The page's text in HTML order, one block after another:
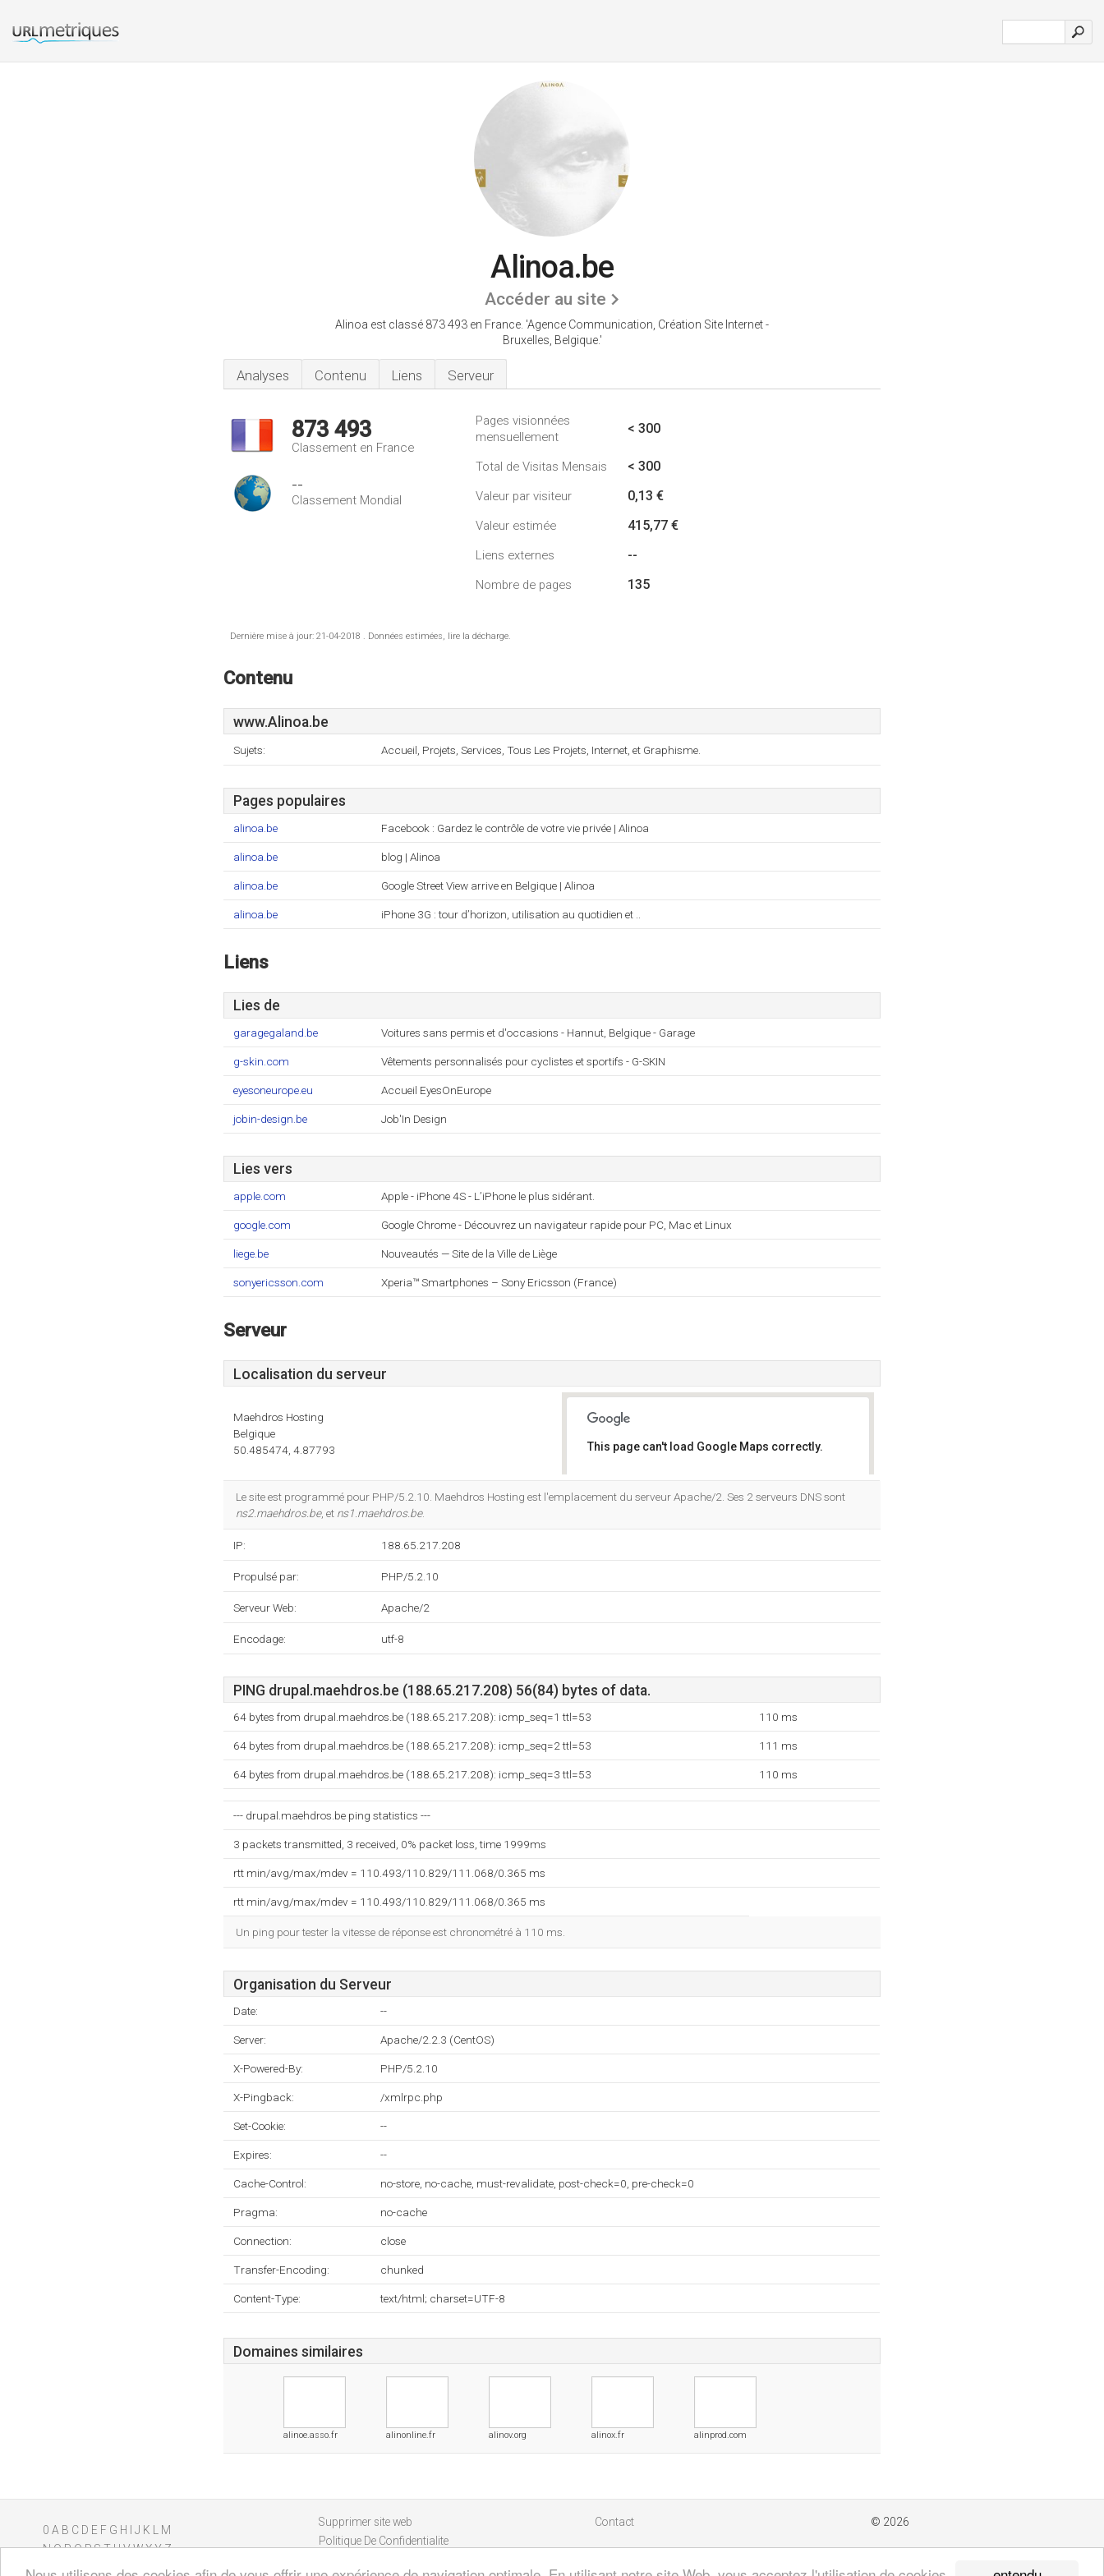
Alinoa.be
Accéder au site
Alinoa est classé 873 493 en France. 'Agence Communication, Création Site Internet -
Bruxelles, Belgique.'
Analyses Contenu Liens Serveur
873 493
Classement en France
--
Classement Mondial
Pages visionnées
mensuellement
< 300
Total de Visitas Mensais < 300
Valeur par visiteur 0,13 €
Valeur estimée 415,77 €
Liens externes --
Nombre de pages 135
Dernière mise à jour: 21-04-2018 . Données estimées, lire la décharge.
Contenu
www.Alinoa.be
Sujets: Accueil, Projets, Services, Tous Les Projets, Internet, et Graphisme.
Pages populaires
alinoa.be Facebook : Gardez le contrôle de votre vie privée | Alinoa
alinoa.be blog | Alinoa
alinoa.be Google Street View arrive en Belgique | Alinoa
alinoa.be iPhone 3G : tour d’horizon, utilisation au quotidien et ..
Liens
Lies de
garagegaland.be Voitures sans permis et d'occasions - Hannut, Belgique - Garage
g-skin.com Vêtements personnalisés pour cyclistes et sportifs - G-SKIN
eyesoneurope.eu Accueil EyesOnEurope
jobin-design.be Job'In Design
Lies vers
apple.com Apple - iPhone 4S - L’iPhone le plus sidérant.
google.com Google Chrome - Découvrez un navigateur rapide pour PC, Mac et Linux
liege.be Nouveautés — Site de la Ville de Liège
sonyericsson.com Xperia™ Smartphones – Sony Ericsson (France)
Serveur
Localisation du serveur
Maehdros Hosting
Belgique
50.485474, 4.87793
This page can't load Google Maps correctly.
Le site est programmé pour PHP/5.2.10. Maehdros Hosting est l'emplacement du serveur Apache/2. Ses 2 serveurs DNS sont
ns2.maehdros.be, et ns1.maehdros.be.
IP: 188.65.217.208
Propulsé par: PHP/5.2.10
Serveur Web: Apache/2
Encodage: utf-8
PING drupal.maehdros.be (188.65.217.208) 56(84) bytes of data.
64 bytes from drupal.maehdros.be (188.65.217.208): icmp_seq=1 ttl=53 110 ms
64 bytes from drupal.maehdros.be (188.65.217.208): icmp_seq=2 ttl=53 111 ms
64 bytes from drupal.maehdros.be (188.65.217.208): icmp_seq=3 ttl=53 110 ms
--- drupal.maehdros.be ping statistics ---
3 packets transmitted, 3 received, 0% packet loss, time 1999ms
rtt min/avg/max/mdev = 110.493/110.829/111.068/0.365 ms
rtt min/avg/max/mdev = 110.493/110.829/111.068/0.365 ms
Un ping pour tester la vitesse de réponse est chronométré à 110 ms.
Organisation du Serveur
Date: --
Server: Apache/2.2.3 (CentOS)
X-Powered-By: PHP/5.2.10
X-Pingback: /xmlrpc.php
Set-Cookie: --
Expires: --
Cache-Control: no-store, no-cache, must-revalidate, post-check=0, pre-check=0
Pragma: no-cache
Connection: close
Transfer-Encoding: chunked
Content-Type: text/html; charset=UTF-8
Domaines similaires
alinoe.asso.fr alinonline.fr alinov.org alinox.fr alinprod.com
0 A B C D E F G H J K
M
NOPQRSTUVWXYZ
Supprimer site web
Politique De Confidentialite
Contact © 2026